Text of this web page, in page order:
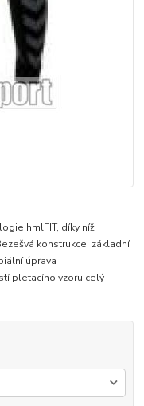
hmlFIT, díky níž
konstrukce, základní
úprava
pletacího vzoru celý